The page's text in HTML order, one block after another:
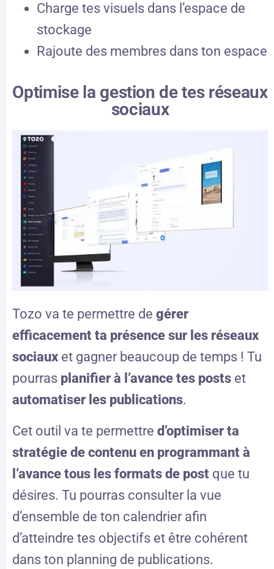
Charge tes visuels dans l’espace de
stockage
Rajoute des membres dans ton espace
Optimise la gestion de tes réseaux
sociaux
Tozo va te permettre de gérer
efficacement ta présence sur les réseaux
sociaux et gagner beaucoup de temps ! Tu
pourras planifier à l’avance tes posts et
automatiser les publications.
Cet outil va te permettre d’optimiser ta
stratégie de contenu en programmant à
l’avance tous les formats de post que tu
désires. Tu pourras consulter la vue
d’ensemble de ton calendrier afin
d’atteindre tes objectifs et être cohérent
dans ton planning de publications.